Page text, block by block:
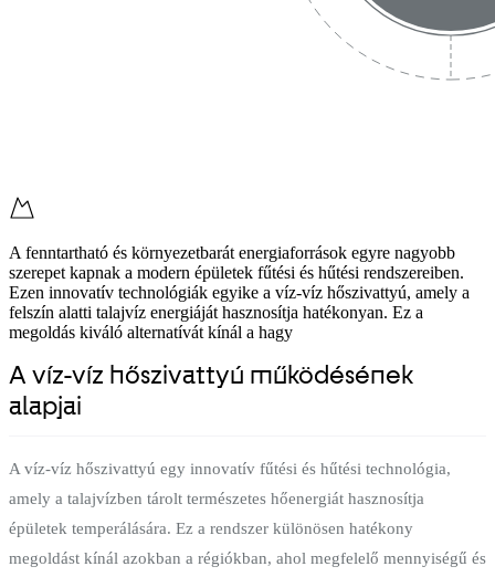
A fenntartható és környezetbarát energiaforrások egyre nagyobb
szerepet kapnak a modern épületek fűtési és hűtési rendszereiben.
Ezen innovatív technológiák egyike a víz-víz hőszivattyú, amely a
felszín alatti talajvíz energiáját hasznosítja hatékonyan. Ez a
megoldás kiváló alternatívát kínál a hagy
A víz-víz hőszivattyú működésének
alapjai
A víz-víz hőszivattyú egy innovatív fűtési és hűtési technológia,
amely a talajvízben tárolt természetes hőenergiát hasznosítja
épületek temperálására. Ez a rendszer különösen hatékony
megoldást kínál azokban a régiókban, ahol megfelelő mennyiségű és